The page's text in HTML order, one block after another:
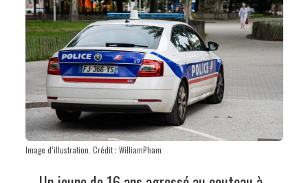
Image d’illustration. Crédit : WilliamPham